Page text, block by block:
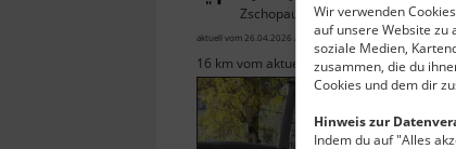
Wir verwenden
auf unsere Website zu
soziale Medien,
zusammen, die du
Cookies und dem dir
Hinweis zur
Indem du auf "Alles
Zschopau / Mittleres Erzgebirge
aktuell vom 26.04.2026 / Zugriffe: 8390
16 km vom aktuellen Standort